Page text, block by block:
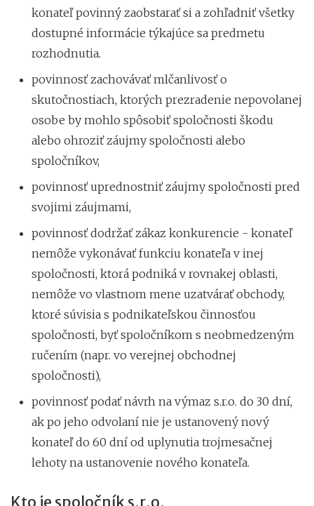
konateľ povinný zaobstarať si a zohľadniť všetky
dostupné informácie týkajúce sa predmetu
rozhodnutia.
povinnosť zachovávať mlčanlivosť o
skutočnostiach, ktorých prezradenie nepovolanej
osobe by mohlo spôsobiť spoločnosti škodu
alebo ohroziť záujmy spoločnosti alebo
spoločníkov,
povinnosť uprednostniť záujmy spoločnosti pred
svojimi záujmami,
povinnosť dodržať zákaz konkurencie - konateľ
nemôže vykonávať funkciu konateľa v inej
spoločnosti, ktorá podniká v rovnakej oblasti,
nemôže vo vlastnom mene uzatvárať obchody,
ktoré súvisia s podnikateľskou činnosťou
spoločnosti, byť spoločníkom s neobmedzeným
ručením (napr. vo verejnej obchodnej
spoločnosti),
povinnosť podať návrh na výmaz s.r.o. do 30 dní,
ak po jeho odvolaní nie je ustanovený nový
konateľ do 60 dní od uplynutia trojmesačnej
lehoty na ustanovenie nového konateľa.
Kto je spoločník s.r.o.